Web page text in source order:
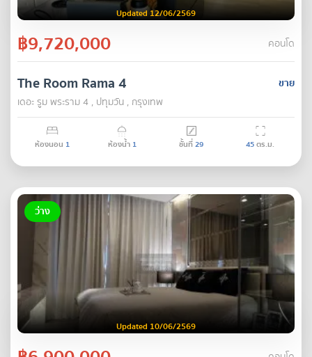
Updated 12/06/2569
฿9,720,000 คอนโด
ขาย
The Room Rama 4
เดอะ รูม พระราม 4 , ปทุมวัน , กรุงเทพ
ห้องนอน 1 ห้องน้ำ 1 ชั้นที่29 45ตร.ม.
ว่าง
Updated 10/06/2569